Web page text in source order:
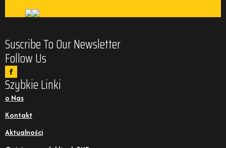
Suscribe To Our Newsletter
Follow Us
Szybkie Linki
o Nas
Kontakt
Aktualności